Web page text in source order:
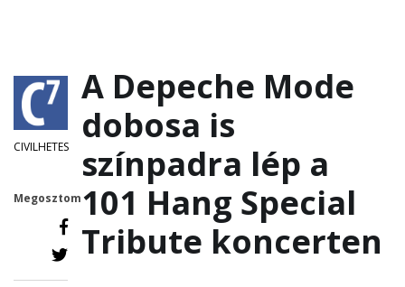
CIVILHETES
Megosztom
A Depeche Mode
dobosa is
színpadra lép a
101 Hang Special
Tribute koncerten